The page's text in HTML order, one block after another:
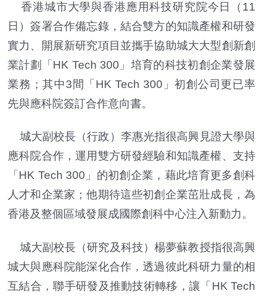
香港城市大學與香港應用科技研究院今日（11
日）簽署合作備忘錄，結合雙方的知識產權和研發
實力、開展新研究項目並攜手協助城大大型創新創
業計劃「HK Tech 300」培育的科技初創企業發展
業務；其中3間「HK Tech 300」初創公司更已率
先與應科院簽訂合作意向書。
城大副校長（行政）李惠光指很高興見證大學與
應科院合作，運用雙方研發經驗和知識產權、支持
「HK Tech 300」的初創企業，藉此培育更多創科
人才和企業家；他期待這些初創企業茁壯成長，為
香港及整個區域發展成國際創科中心注入新動力。
城大副校長（研究及科技）楊夢蘇教授指很高興
城大與應科院能深化合作，透過彼此科研力量的相
互結合，聯手研發及推動技術轉移，讓「HK Tech